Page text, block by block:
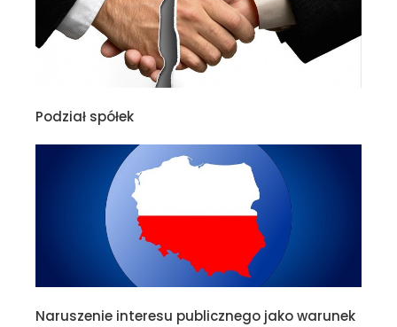
Podział spółek
Naruszenie interesu publicznego jako warunek